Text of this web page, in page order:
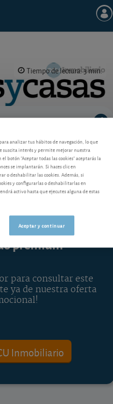
Tiempo de lectura: 3 min.
de dominio
venta del inmueble, con
impago.
premium
para consultar este
ya de nuestra oferta
Inmobiliario
analizar tus hábitos de navegación, lo que
interés y permite mejorar nuestra
botón "Aceptar todas las cookies" aceptarás la
se implantarán. Si haces clic en
o deshabilitar las cookies. Además, si
y configurarlas o deshabilitarlas en
activo hasta que ejecutes alguna de estas
Aceptar y continuar